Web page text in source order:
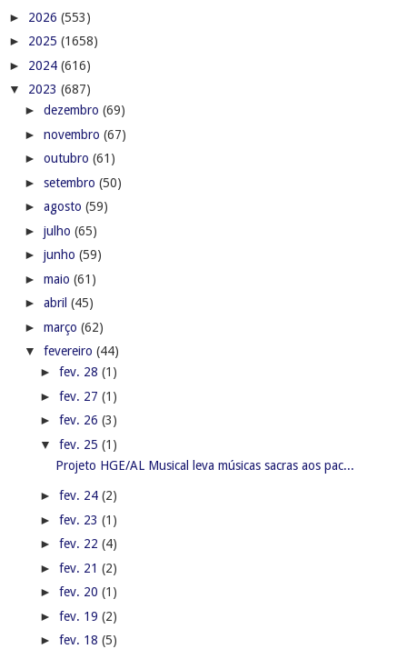
► 2026 (553)
► 2025 (1658)
► 2024 (616)
▼ 2023 (687)
► dezembro (69)
► novembro (67)
► outubro (61)
► setembro (50)
► agosto (59)
► julho (65)
► junho (59)
► maio (61)
► abril (45)
► março (62)
▼ fevereiro (44)
► fev. 28 (1)
► fev. 27 (1)
► fev. 26 (3)
▼ fev. 25 (1)
Projeto HGE/AL Musical leva músicas sacras aos pac...
► fev. 24 (2)
► fev. 23 (1)
► fev. 22 (4)
► fev. 21 (2)
► fev. 20 (1)
► fev. 19 (2)
► fev. 18 (5)